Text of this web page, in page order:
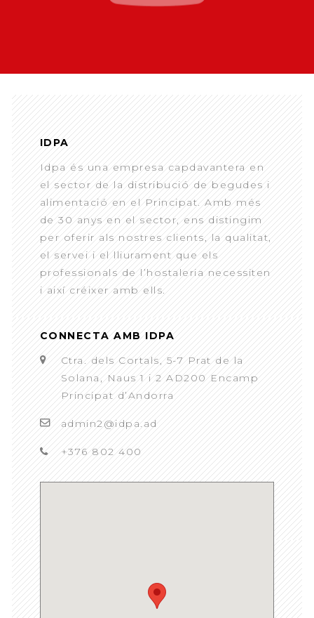
IDPA
Idpa és una empresa capdavantera en
el sector de la distribució de begudes i
alimentació en el Principat. Amb més
de 30 anys en el sector, ens distingim
per oferir als nostres clients, la qualitat,
el servei i el lliurament que els
professionals de l’hostaleria necessiten
i així créixer amb ells.
CONNECTA AMB IDPA
Ctra. dels Cortals, 5-7 Prat de la
Solana, Naus 1 i 2 AD200 Encamp
Principat d’Andorra
admin2@idpa.ad
+376 802 400